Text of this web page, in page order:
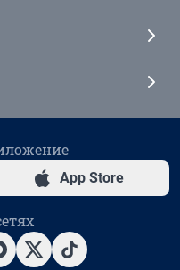
App Store